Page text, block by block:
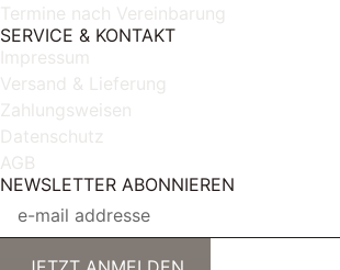
Termine nach Vereinbarung
SERVICE & KONTAKT
Impressum
Versand & Lieferung
Zahlungsweisen
Datenschutz
AGB
NEWSLETTER ABONNIEREN